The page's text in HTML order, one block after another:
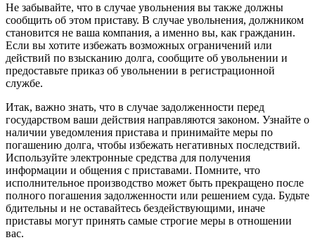
Не забывайте, что в случае увольнения вы также должны
сообщить об этом приставу. В случае увольнения, должником
становится не ваша компания, а именно вы, как гражданин.
Если вы хотите избежать возможных ограничений или
действий по взысканию долга, сообщите об увольнении и
предоставьте приказ об увольнении в регистрационной
службе.
Итак, важно знать, что в случае задолженности перед
государством ваши действия направляются законом. Узнайте о
наличии уведомления пристава и принимайте меры по
погашению долга, чтобы избежать негативных последствий.
Используйте электронные средства для получения
информации и общения с приставами. Помните, что
исполнительное производство может быть прекращено после
полного погашения задолженности или решением суда. Будьте
бдительны и не оставайтесь бездействующими, иначе
приставы могут принять самые строгие меры в отношении
вас.